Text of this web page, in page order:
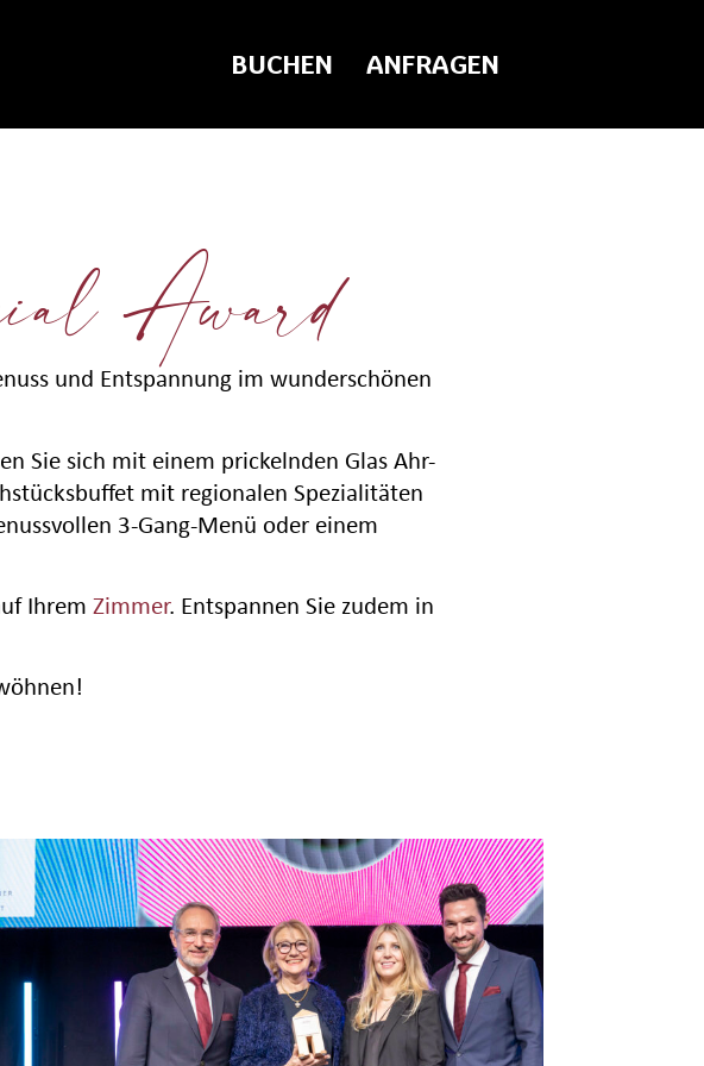
BUCHEN ANFRAGEN
Award
und Entspannung im wunderschönen
Sie sich mit einem prickelnden Glas Ahr-
mit regionalen Spezialitäten
3-Gang-Menü oder einem
Ihrem Zimmer. Entspannen Sie zudem in